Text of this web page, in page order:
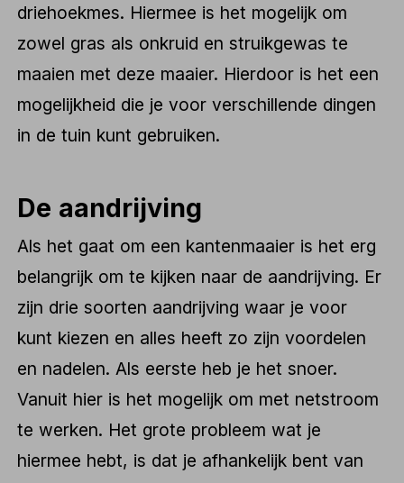
driehoekmes. Hiermee is het mogelijk om
zowel gras als onkruid en struikgewas te
maaien met deze maaier. Hierdoor is het een
mogelijkheid die je voor verschillende dingen
in de tuin kunt gebruiken.
De aandrijving
Als het gaat om een kantenmaaier is het erg
belangrijk om te kijken naar de aandrijving. Er
zijn drie soorten aandrijving waar je voor
kunt kiezen en alles heeft zo zijn voordelen
en nadelen. Als eerste heb je het snoer.
Vanuit hier is het mogelijk om met netstroom
te werken. Het grote probleem wat je
hiermee hebt, is dat je afhankelijk bent van